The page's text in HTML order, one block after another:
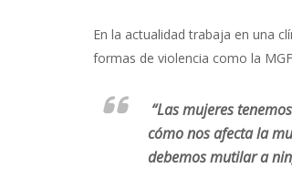
En la actualidad trabaja en una
formas de violencia como la
“Las mujeres
cómo nos afecta la
debemos mutilar a